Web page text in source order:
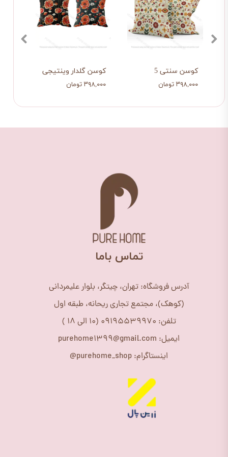
کوسن گلدار وینتیجی
۳۹۸,۰۰۰ تومان
کوسن سنتی 5
۳۹۸,۰۰۰ تومان
​تماس باما
آدرس فروشگاه: تهران، چیتگر، بلوار علیمردانی
(کوهک)، مجتمع تجاری ریحانه، طبقه اول
تلفن: 09195539970 (10 الی 18 )
ایمیل: purehome1399@gmail.com
اینستاگرام: purehome_shop@